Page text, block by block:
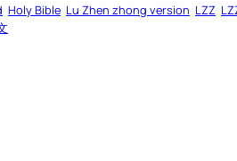
Holy Bible Lu Zhen zhong version LZZ